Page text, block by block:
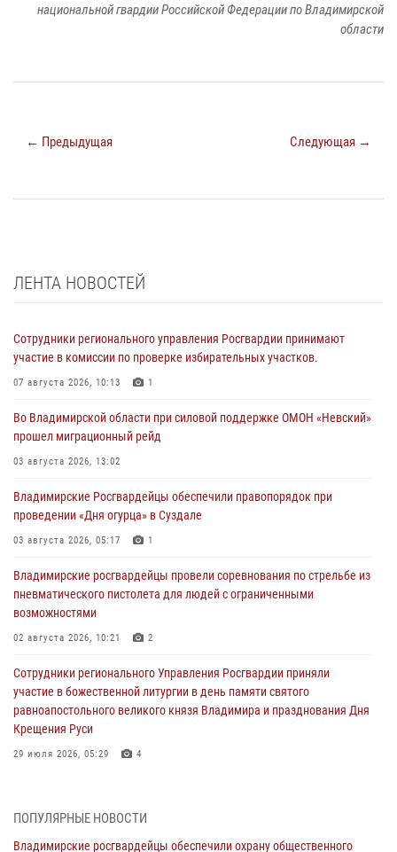
национальной гвардии Российской Федерации по Владимирской
области
← Предыдущая Следующая →
ЛЕНТА НОВОСТЕЙ
Сотрудники регионального управления Росгвардии принимают
участие в комиссии по проверке избирательных участков.
07 августа 2026, 10:13 1
Во Владимирской области при силовой поддержке ОМОН «Невский»
прошел миграционный рейд
03 августа 2026, 13:02
Владимирские Росгвардейцы обеспечили правопорядок при
проведении «Дня огурца» в Суздале
03 августа 2026, 05:17 1
Владимирские росгвардейцы провели соревнования по стрельбе из
пневматического пистолета для людей с ограниченными
возможностями
02 августа 2026, 10:21 2
Сотрудники регионального Управления Росгвардии приняли
участие в божественной литургии в день памяти святого
равноапостольного великого князя Владимира и празднования Дня
Крещения Руси
29 июля 2026, 05:29 4
интимные услуги
ПОПУЛЯРНЫЕ НОВОСТИ
Владимирские росгвардейцы обеспечили охрану общественного